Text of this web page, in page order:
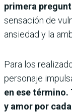
primera
sensación de
ansiedad y la
Para los
personaje
en ese
y amor por